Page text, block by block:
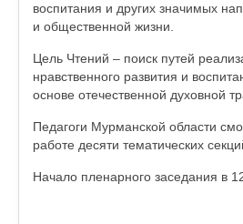
воспитания и других значимых
и общественной жизни.
Цель Чтений – поиск путей
нравственного развития и
основе отечественной духовной
Педагоги Мурманской области
работе десяти тематических
Начало пленарного заседания в